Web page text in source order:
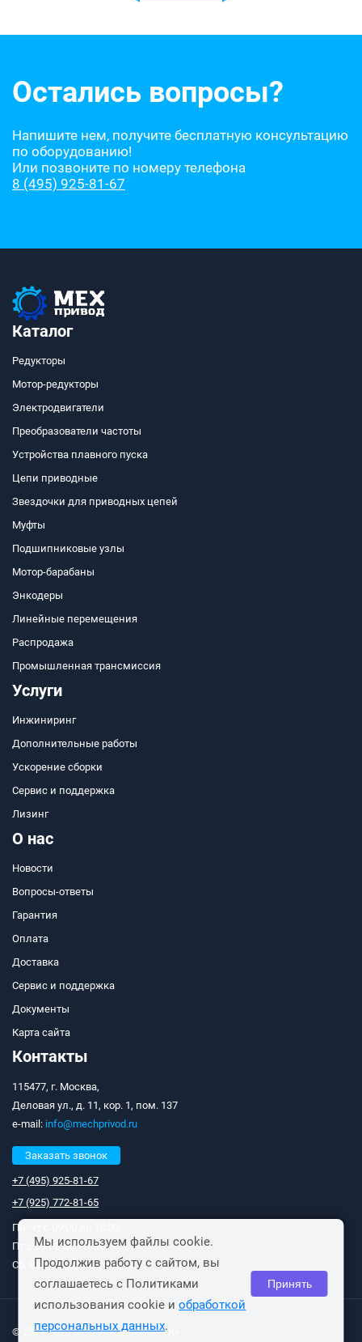
Остались вопросы?
Напишите нем, получите бесплатную консультацию
по оборудованию!
Или позвоните по номеру телефона
8 (495) 925-81-67
Каталог
Редукторы
Мотор-редукторы
Электродвигатели
Преобразователи частоты
Устройства плавного пуска
Цепи приводные
Звездочки для приводных цепей
Муфты
Подшипниковые узлы
Мотор-барабаны
Энкодеры
Линейные перемещения
Распродажа
Промышленная трансмиссия
Услуги
Инжиниринг
Дополнительные работы
Ускорение сборки
Сервис и поддержка
Лизинг
О нас
Новости
Вопросы-ответы
Гарантия
Оплата
Доставка
Сервис и поддержка
Документы
Карта сайта
Контакты
115477, г. Москва,
Деловая ул., д. 11, кор. 1, пом. 137
e-mail: info@mechprivod.ru
Заказать звонок
+7 (495) 925-81-67
+7 (925) 772-81-65
Пн-Чт с 09:00 до 18:00;
Пт с 09:00 до 17:00;
Сб, Вс: выходные дни.
© 2011-2026 ООО «Мехпривод-ТК»
Мы используем файлы cookie.
Продолжив работу с сайтом, вы
соглашаетесь с Политиками
использования cookie иобработкой
персональных данных.
Принять